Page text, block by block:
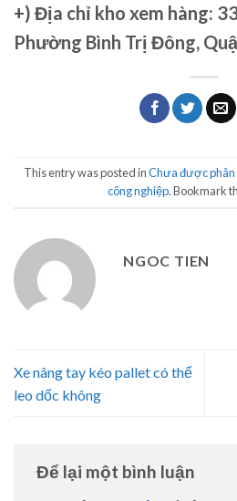
+) Địa chỉ kho xem hàng:
Phường Bình Trị Đông,
This entry was posted inChưa được phân
công nghiệp. Bookmark
NGOC TIEN
Xe nâng tay kéo pallet có thể
leo dốc không
Để lại một bình luận